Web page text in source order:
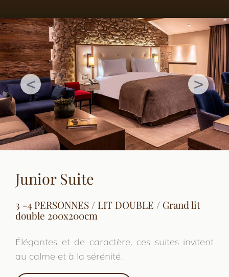
Junior Suite
3 -4 PERSONNES / LIT DOUBLE / Grand lit
double 200x200cm
Élégantes et de caractère, ces suites invitent
au calme et à la sérénité.